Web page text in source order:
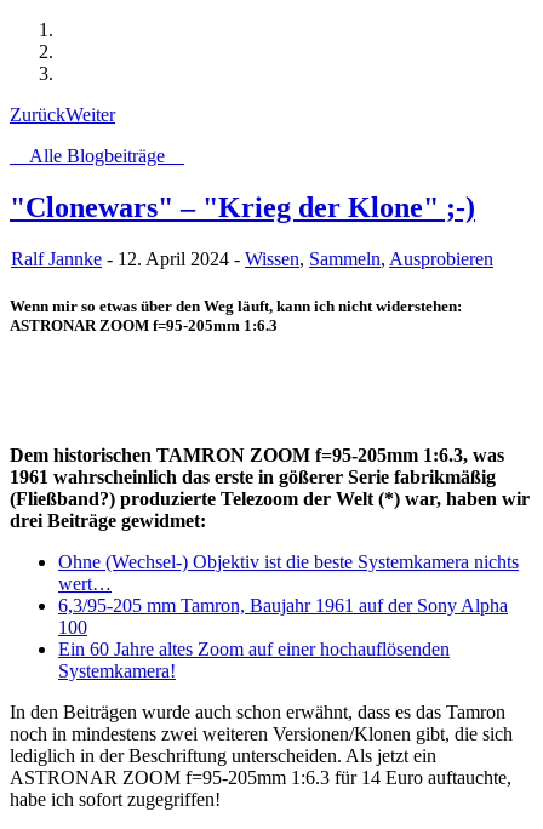
ZurückWeiter
Alle Blogbeiträge
"Clonewars" – "Krieg der Klone" ;-)
Ralf Jannke - 12. April 2024 - Wissen, Sammeln, Ausprobieren
Wenn mir so etwas über den Weg läuft, kann ich nicht widerstehen:
ASTRONAR ZOOM f=95-205mm 1:6.3
Dem historischen TAMRON ZOOM f=95-205mm 1:6.3, was
1961 wahrscheinlich das erste in gößerer Serie fabrikmäßig
(Fließband?) produzierte Telezoom der Welt (*) war, haben wir
drei Beiträge gewidmet:
Ohne (Wechsel-) Objektiv ist die beste Systemkamera nichts
wert…
6,3/95-205 mm Tamron, Baujahr 1961 auf der Sony Alpha
100
Ein 60 Jahre altes Zoom auf einer hochauflösenden
Systemkamera!
In den Beiträgen wurde auch schon erwähnt, dass es das Tamron
noch in mindestens zwei weiteren Versionen/Klonen gibt, die sich
lediglich in der Beschriftung unterscheiden. Als jetzt ein
ASTRONAR ZOOM f=95-205mm 1:6.3 für 14 Euro auftauchte,
habe ich sofort zugegriffen!